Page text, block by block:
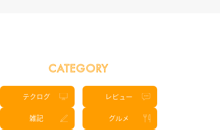
CONTACT
CATEGORY
テクログ レビュー
雑記 グルメ